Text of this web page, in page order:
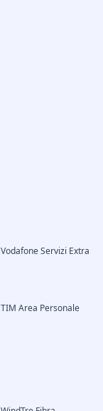
Vodafone Servizi Extra
TIM Area Personale